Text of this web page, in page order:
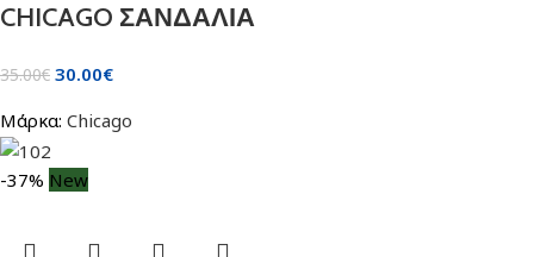
CHICAGO ΣΑΝΔΑΛΙΑ
35.00€ 30.00€
Μάρκα: Chicago
-37% New